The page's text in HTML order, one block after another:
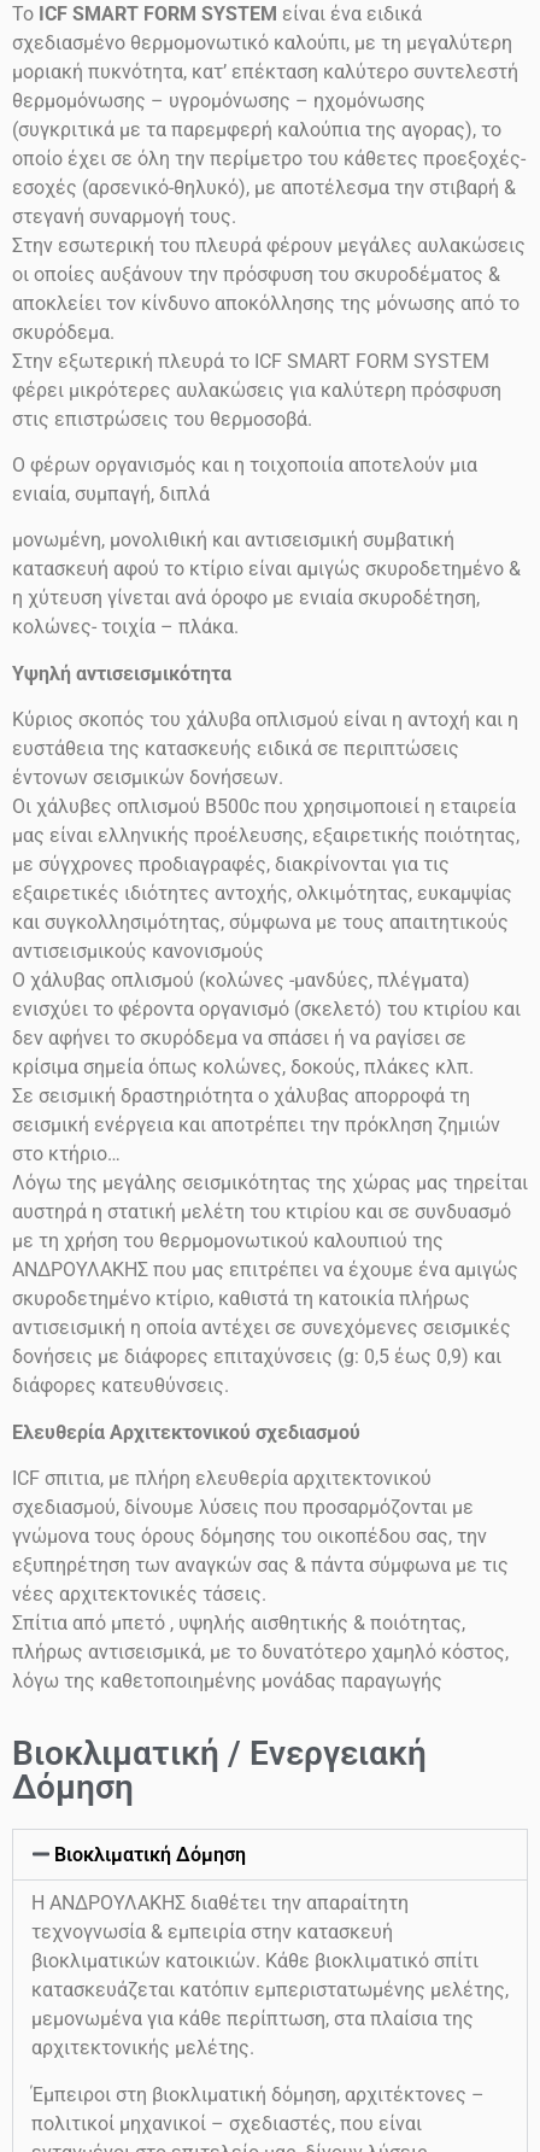
Το ICF SMART FORM SYSTEM είναι ένα ειδικά
σχεδιασμένο θερμομονωτικό καλούπι, με τη μεγαλύτερη
μοριακή πυκνότητα, κατ’ επέκταση καλύτερο συντελεστή
θερμομόνωσης – υγρομόνωσης – ηχομόνωσης
(συγκριτικά με τα παρεμφερή καλούπια της αγορας), το
οποίο έχει σε όλη την περίμετρο του κάθετες προεξοχές-
εσοχές (αρσενικό-θηλυκό), με αποτέλεσμα την στιβαρή &
στεγανή συναρμογή τους.
Στην εσωτερική του πλευρά φέρουν μεγάλες αυλακώσεις
οι οποίες αυξάνουν την πρόσφυση του σκυροδέματος &
αποκλείει τον κίνδυνο αποκόλλησης της μόνωσης από το
σκυρόδεμα.
Στην εξωτερική πλευρά το ICF SMART FORM SYSTEM
φέρει μικρότερες αυλακώσεις για καλύτερη πρόσφυση
στις επιστρώσεις του θερμοσοβά.
Ο φέρων οργανισμός και η τοιχοποιία αποτελούν μια
ενιαία, συμπαγή, διπλά
μονωμένη, μονολιθική και αντισεισμική συμβατική
κατασκευή αφού το κτίριο είναι αμιγώς σκυροδετημένο &
η χύτευση γίνεται ανά όροφο με ενιαία σκυροδέτηση,
κολώνες- τοιχία – πλάκα.
Υψηλή αντισεισμικότητα
Κύριος σκοπός του χάλυβα οπλισμού είναι η αντοχή και η
ευστάθεια της κατασκευής ειδικά σε περιπτώσεις
έντονων σεισμικών δονήσεων.
Οι χάλυβες οπλισμού Β500c που χρησιμοποιεί η εταιρεία
μας είναι ελληνικής προέλευσης, εξαιρετικής ποιότητας,
με σύγχρονες προδιαγραφές, διακρίνονται για τις
εξαιρετικές ιδιότητες αντοχής, ολκιμότητας, ευκαμψίας
και συγκολλησιμότητας, σύμφωνα με τους απαιτητικούς
αντισεισμικούς κανονισμούς
Ο χάλυβας οπλισμού (κολώνες -μανδύες, πλέγματα)
ενισχύει το φέροντα οργανισμό (σκελετό) του κτιρίου και
δεν αφήνει το σκυρόδεμα να σπάσει ή να ραγίσει σε
κρίσιμα σημεία όπως κολώνες, δοκούς, πλάκες κλπ.
Σε σεισμική δραστηριότητα ο χάλυβας απορροφά τη
σεισμική ενέργεια και αποτρέπει την πρόκληση ζημιών
στο κτήριο…
Λόγω της μεγάλης σεισμικότητας της χώρας μας τηρείται
αυστηρά η στατική μελέτη του κτιρίου και σε συνδυασμό
με τη χρήση του θερμομονωτικού καλουπιού της
ΑΝΔΡΟΥΛΑΚΗΣ που μας επιτρέπει να έχουμε ένα αμιγώς
σκυροδετημένο κτίριο, καθιστά τη κατοικία πλήρως
αντισεισμική η οποία αντέχει σε συνεχόμενες σεισμικές
δονήσεις με διάφορες επιταχύνσεις (g: 0,5 έως 0,9) και
διάφορες κατευθύνσεις.
Ελευθερία Αρχιτεκτονικού σχεδιασμού
ICF σπιτια, με πλήρη ελευθερία αρχιτεκτονικού
σχεδιασμού, δίνουμε λύσεις που προσαρμόζονται με
γνώμονα τους όρους δόμησης του οικοπέδου σας, την
εξυπηρέτηση των αναγκών σας & πάντα σύμφωνα με τις
νέες αρχιτεκτονικές τάσεις.
Σπίτια από μπετό , υψηλής αισθητικής & ποιότητας,
πλήρως αντισεισμικά, με το δυνατότερο χαμηλό κόστος,
λόγω της καθετοποιημένης μονάδας παραγωγής
Βιοκλιματική / Ενεργειακή
Δόμηση
Βιοκλιματική Δόμηση
Η ΑΝΔΡΟΥΛΑΚΗΣ διαθέτει την απαραίτητη
τεχνογνωσία & εμπειρία στην κατασκευή
βιοκλιματικών κατοικιών. Κάθε βιοκλιματικό σπίτι
κατασκευάζεται κατόπιν εμπεριστατωμένης μελέτης,
μεμονωμένα για κάθε περίπτωση, στα πλαίσια της
αρχιτεκτονικής μελέτης.
Έμπειροι στη βιοκλιματική δόμηση, αρχιτέκτονες –
πολιτικοί μηχανικοί – σχεδιαστές, που είναι